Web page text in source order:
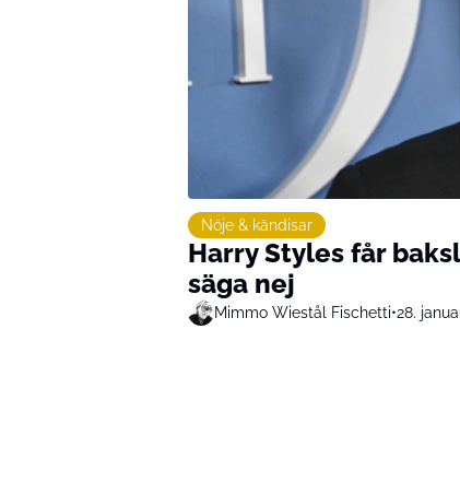
Nöje & kändisar
Harry Styles får
säga nej
Mimmo Wiestål Fischetti•28.